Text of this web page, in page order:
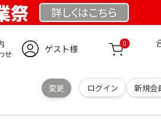
祭 詳しくはこちら
せ
ゲスト様 0
変更 ログイン 新規会